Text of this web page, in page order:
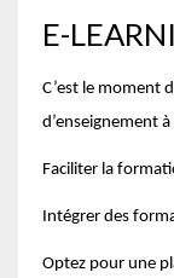
E-
C’est le moment
d’enseignement
Faciliter la
Intégrer des
Optez pour une